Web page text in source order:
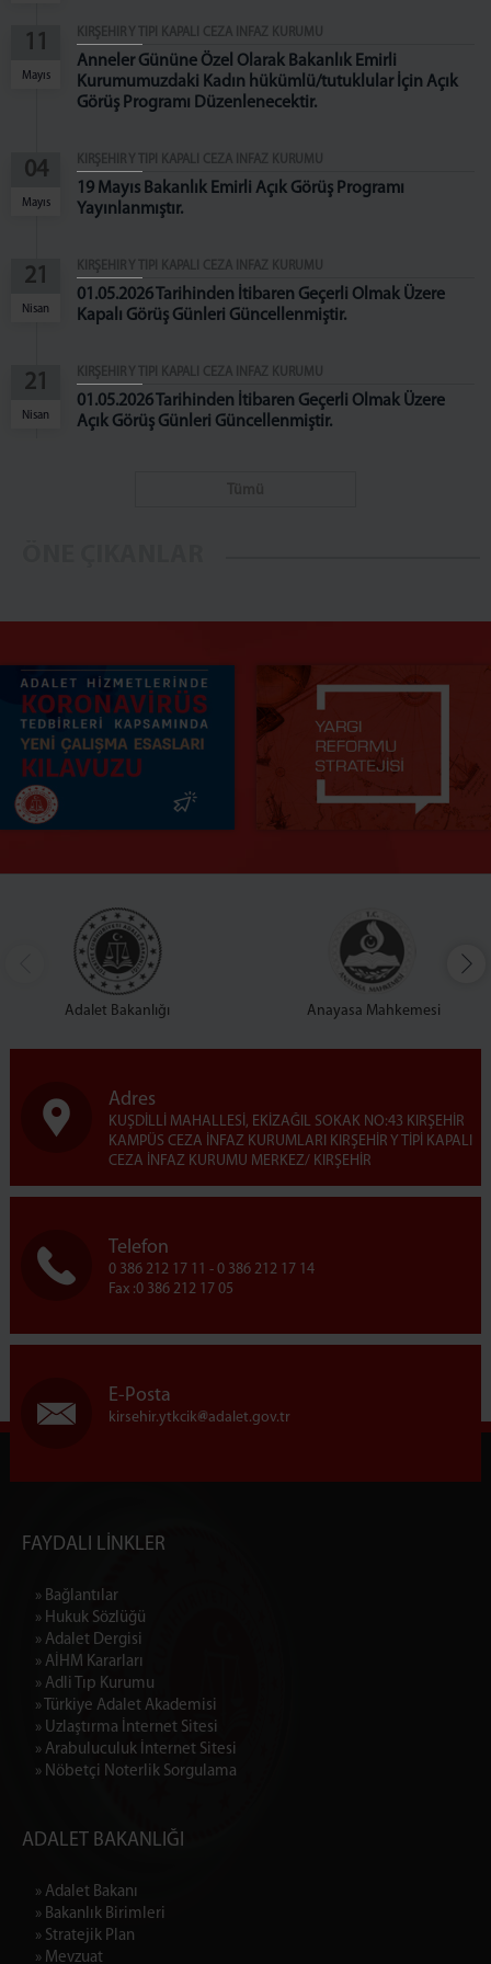
Psiko-Sosyal Yardım Servisi
İnfaz Birimi
Personel Birimi
Genel Bütçe
Sağlık Birimi
ATÖLYELERİMİZ
Terzihane Atölyesi
Kantin
Telefon Görüş Günleri
Kapalı Görüş Günleri
11
Mayıs
KIRŞEHİR Y TİPİ KAPALI CEZA İNFAZ KURUMU
Anneler Gününe Özel Olarak Bakanlık Emirli
Kurumumuzdaki Kadın hükümlü/tutuklular İçin Açık
Görüş Programı Düzenlenecektir.
04
Mayıs
KIRŞEHİR Y TİPİ KAPALI CEZA İNFAZ KURUMU
19 Mayıs Bakanlık Emirli Açık Görüş Programı
Yayınlanmıştır.
21
Nisan
KIRŞEHİR Y TİPİ KAPALI CEZA İNFAZ KURUMU
01.05.2026 Tarihinden İtibaren Geçerli Olmak Üzere
Kapalı Görüş Günleri Güncellenmiştir.
21
Nisan
KIRŞEHİR Y TİPİ KAPALI CEZA İNFAZ KURUMU
01.05.2026 Tarihinden İtibaren Geçerli Olmak Üzere
Açık Görüş Günleri Güncellenmiştir.
Adalet Bakanlığı Anayasa Mahkemesi
Adres
KUŞDİLLİ MAHALLESİ, EKİZAĞIL SOKAK NO:43 KIRŞEHİR
KAMPÜS CEZA İNFAZ KURUMLARI KIRŞEHİR Y TİPİ KAPALI
CEZA İNFAZ KURUMU MERKEZ/ KIRŞEHİR
Telefon
0 386 212 17 11 - 0 386 212 17 14
Fax :0 386 212 17 05
E-Posta
kirsehir.ytkcik adalet.gov.tr
FAYDALI LİNKLER
» Bağlantılar
» Hukuk Sözlüğü
» Adalet Dergisi
» AİHM Kararları
» Adli Tıp Kurumu
» Türkiye Adalet Akademisi
» Uzlaştırma İnternet Sitesi
» Arabuluculuk İnternet Sitesi
» Nöbetçi Noterlik Sorgulama
ADALET BAKANLIĞI
» Adalet Bakanı
» Bakanlık Birimleri
» Stratejik Plan
» Mevzuat